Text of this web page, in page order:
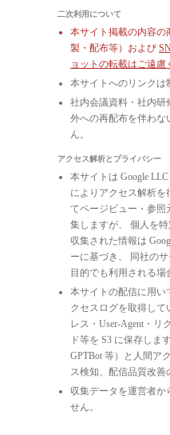
二次利用について
本サイト掲載の内容の
製・配布等）および
ョットの転載はご遠慮
本サイトへのリンクは
社内会議資料・社内研
外への再配布を伴わな
ん。
アクセス解析とプライバシー
本サイトは Google
によりアクセス解析を
てページビュー・参照
集しますが、 個人を特
収集された情報は
ーに基づき、 同社の
目的でも利用される場
本サイトの配信に用い
クセスログを取得して
レス・User-Agent・リ
ド等を S3 に保存しま
GPTBot 等）と人間ア
ス検知、配信品質改善
収集データを運営者か
せん。